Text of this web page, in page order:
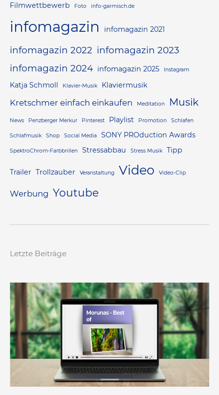
Filmwettbewerb Foto info-garmisch.de
infomagazin infomagazin 2021
infomagazin 2022 infomagazin 2023
infomagazin 2024 infomagazin 2025 Instagram
Katja Schmoll Klavier-Musik Klaviermusik
Kretschmer einfach einkaufen Meditation Musik
News Penzberger Merkur Pinterest Playlist Promotion Schlafen
Schlafmusik Shop Social Media SONY PROduction Awards
SpektroChrom-Farbbrillen Stressabbau Stress Musik Tipp
Trailer Trollzauber Veranstaltung Video Video-Clip
Werbung Youtube
Letzte Beiträge